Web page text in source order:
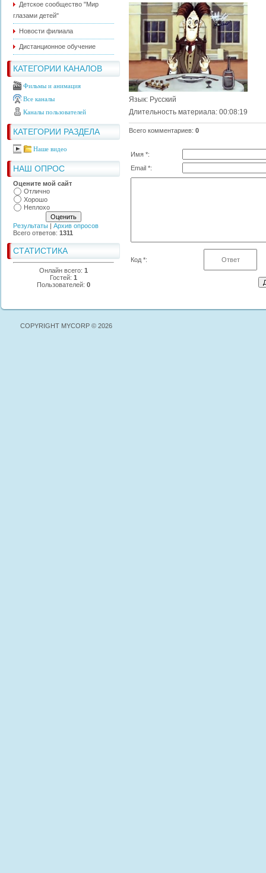
Детское сообщество "Мир
глазами детей"
Новости филиала
Дистанционное обучение
КАТЕГОРИИ КАНАЛОВ
Фильмы и анимация
Все каналы
Каналы пользователей
КАТЕГОРИИ РАЗДЕЛА
Наше видео
НАШ ОПРОС
Оцените мой сайт
Отлично
Хорошо
Неплохо
Результаты | Архив опросов
Всего ответов: 1311
СТАТИСТИКА
Онлайн всего: 1
Гостей: 1
Пользователей: 0
Язык: Русский
Длительность материала: 00:08:19
Всего комментариев: 0
Имя *:
Email *:
Код *:
COPYRIGHT MYCORP © 2026